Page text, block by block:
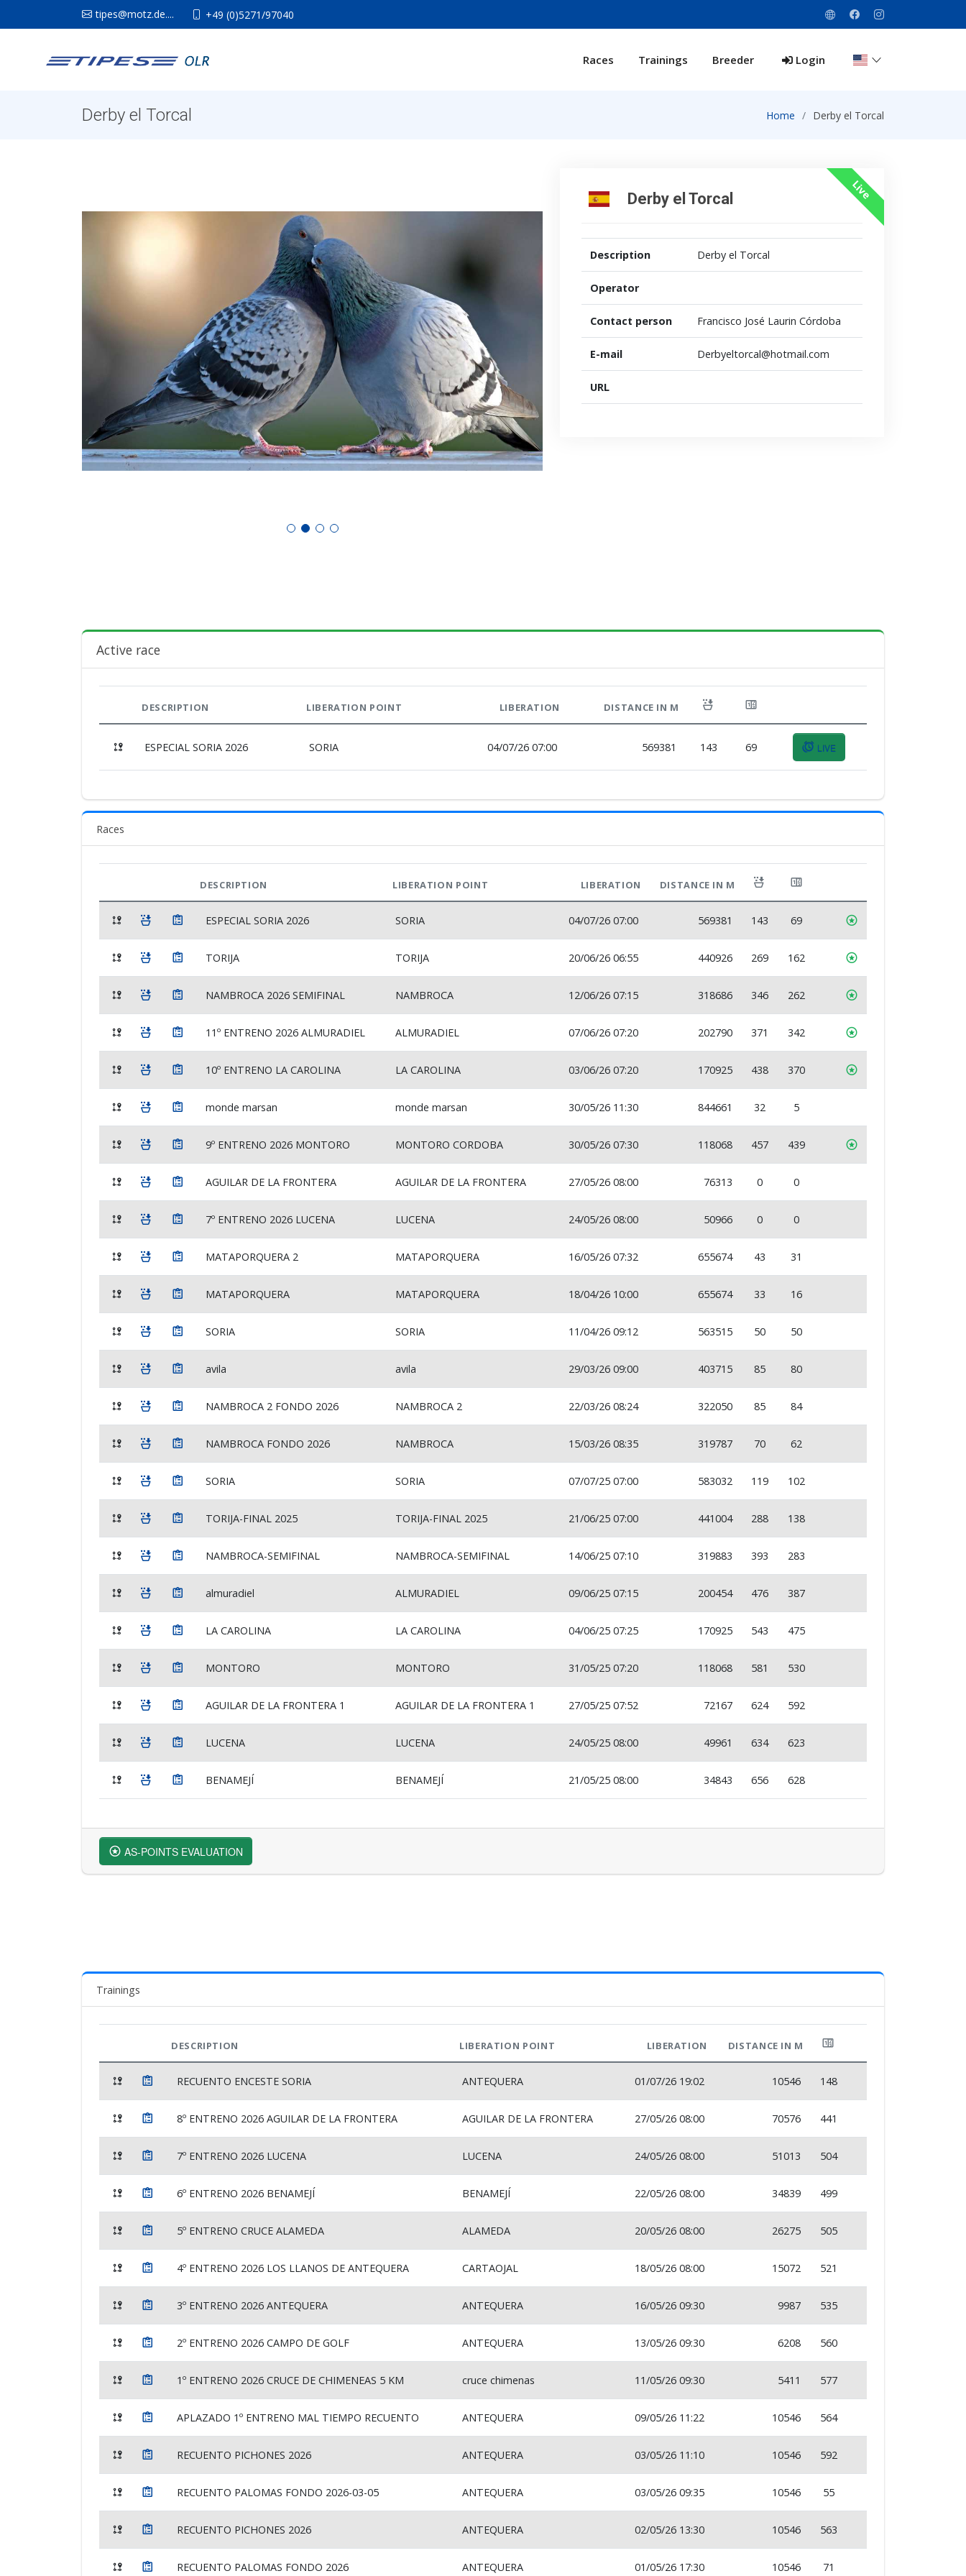
tipes@motz.de.... +49 (0)5271/97040
Races Trainings Breeder Login
Derby el Torcal Home Derby el Torcal
Live
Derby el Torcal
Description Derby el Torcal
Operator
Contact person Francisco José Laurin Córdoba
E-mail Derbyeltorcal@hotmail.com
URL
Active race
DESCRIPTION LIBERATION POINT LIBERATION DISTANCE IN M
ESPECIAL SORIA 2026 SORIA 04/07/26 07:00 569381 143 69 LIVE
Races
DESCRIPTION LIBERATION POINT LIBERATION DISTANCE IN M
ESPECIAL SORIA 2026 SORIA 04/07/26 07:00 569381 143 69
TORIJA TORIJA 20/06/26 06:55 440926 269 162
NAMBROCA 2026 SEMIFINAL NAMBROCA 12/06/26 07:15 318686 346 262
11º ENTRENO 2026 ALMURADIEL ALMURADIEL 07/06/26 07:20 202790 371 342
10º ENTRENO LA CAROLINA LA CAROLINA 03/06/26 07:20 170925 438 370
monde marsan monde marsan 30/05/26 11:30 844661 32 5
9º ENTRENO 2026 MONTORO MONTORO CORDOBA 30/05/26 07:30 118068 457 439
AGUILAR DE LA FRONTERA AGUILAR DE LA FRONTERA 27/05/26 08:00 76313 0 0
7º ENTRENO 2026 LUCENA LUCENA 24/05/26 08:00 50966 0 0
MATAPORQUERA 2 MATAPORQUERA 16/05/26 07:32 655674 43 31
MATAPORQUERA MATAPORQUERA 18/04/26 10:00 655674 33 16
SORIA SORIA 11/04/26 09:12 563515 50 50
avila avila 29/03/26 09:00 403715 85 80
NAMBROCA 2 FONDO 2026 NAMBROCA 2 22/03/26 08:24 322050 85 84
NAMBROCA FONDO 2026 NAMBROCA 15/03/26 08:35 319787 70 62
SORIA SORIA 07/07/25 07:00 583032 119 102
TORIJA-FINAL 2025 TORIJA-FINAL 2025 21/06/25 07:00 441004 288 138
NAMBROCA-SEMIFINAL NAMBROCA-SEMIFINAL 14/06/25 07:10 319883 393 283
almuradiel ALMURADIEL 09/06/25 07:15 200454 476 387
LA CAROLINA LA CAROLINA 04/06/25 07:25 170925 543 475
MONTORO MONTORO 31/05/25 07:20 118068 581 530
AGUILAR DE LA FRONTERA 1 AGUILAR DE LA FRONTERA 1 27/05/25 07:52 72167 624 592
LUCENA LUCENA 24/05/25 08:00 49961 634 623
BENAMEJÍ BENAMEJÍ 21/05/25 08:00 34843 656 628
AS-POINTS EVALUATION
Trainings
DESCRIPTION LIBERATION POINT LIBERATION DISTANCE IN M
RECUENTO ENCESTE SORIA ANTEQUERA 01/07/26 19:02 10546 148
8º ENTRENO 2026 AGUILAR DE LA FRONTERA AGUILAR DE LA FRONTERA 27/05/26 08:00 70576 441
7º ENTRENO 2026 LUCENA LUCENA 24/05/26 08:00 51013 504
6º ENTRENO 2026 BENAMEJÍ BENAMEJÍ 22/05/26 08:00 34839 499
5º ENTRENO CRUCE ALAMEDA ALAMEDA 20/05/26 08:00 26275 505
4º ENTRENO 2026 LOS LLANOS DE ANTEQUERA CARTAOJAL 18/05/26 08:00 15072 521
3º ENTRENO 2026 ANTEQUERA ANTEQUERA 16/05/26 09:30 9987 535
2º ENTRENO 2026 CAMPO DE GOLF ANTEQUERA 13/05/26 09:30 6208 560
1º ENTRENO 2026 CRUCE DE CHIMENEAS 5 KM cruce chimenas 11/05/26 09:30 5411 577
APLAZADO 1º ENTRENO MAL TIEMPO RECUENTO ANTEQUERA 09/05/26 11:22 10546 564
RECUENTO PICHONES 2026 ANTEQUERA 03/05/26 11:10 10546 592
RECUENTO PALOMAS FONDO 2026-03-05 ANTEQUERA 03/05/26 09:35 10546 55
RECUENTO PICHONES 2026 ANTEQUERA 02/05/26 13:30 10546 563
RECUENTO PALOMAS FONDO 2026 ANTEQUERA 01/05/26 17:30 10546 71